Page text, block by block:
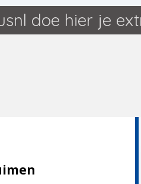
direct
naar
doe hier je